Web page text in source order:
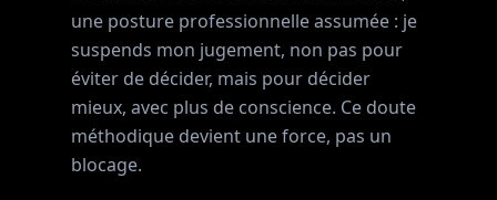
une posture professionnelle assumée : je
suspends mon jugement, non pas pour
éviter de décider, mais pour décider
mieux, avec plus de conscience. Ce doute
méthodique devient une force, pas un
blocage.